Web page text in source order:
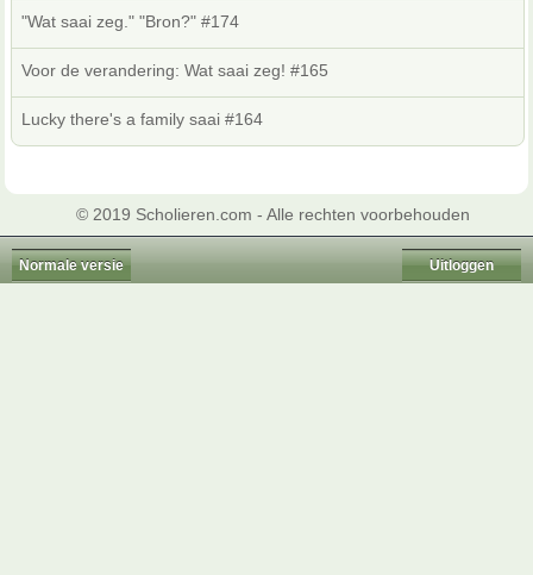
"Wat saai zeg." "Bron?" #174
Voor de verandering: Wat saai zeg! #165
Lucky there's a family saai #164
© 2019 Scholieren.com - Alle rechten voorbehouden
Normale versie Uitloggen